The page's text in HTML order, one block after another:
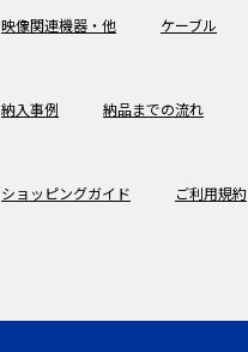
映像関連機器・他
ケーブル
納入事例 納品までの流れ
ショッピングガイド ご利用規約